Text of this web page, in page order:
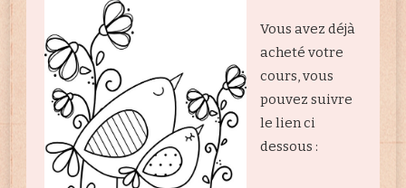
Vous avez déjà
acheté votre
cours, vous
pouvez suivre
le lien ci
dessous :